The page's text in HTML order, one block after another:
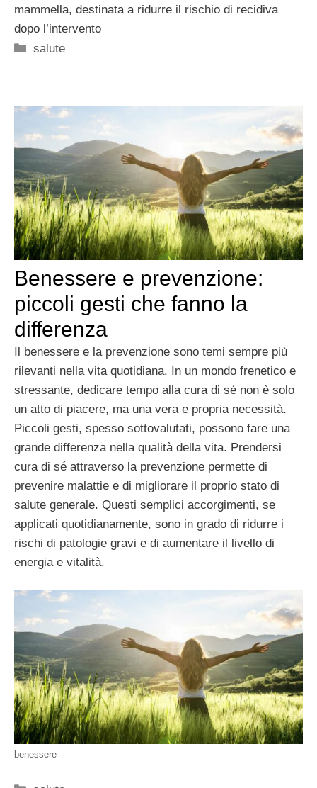
mammella, destinata a ridurre il rischio di recidiva
dopo l’intervento
Categorie
salute
Benessere e prevenzione:
piccoli gesti che fanno la
differenza
Il benessere e la prevenzione sono temi sempre più
rilevanti nella vita quotidiana. In un mondo frenetico e
stressante, dedicare tempo alla cura di sé non è solo
un atto di piacere, ma una vera e propria necessità.
Piccoli gesti, spesso sottovalutati, possono fare una
grande differenza nella qualità della vita. Prendersi
cura di sé attraverso la prevenzione permette di
prevenire malattie e di migliorare il proprio stato di
salute generale. Questi semplici accorgimenti, se
applicati quotidianamente, sono in grado di ridurre i
rischi di patologie gravi e di aumentare il livello di
energia e vitalità.
benessere